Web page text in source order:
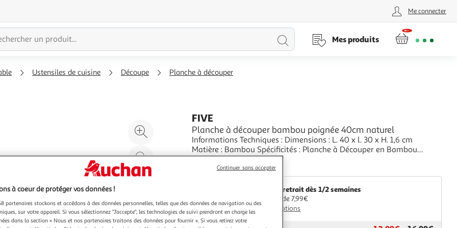
Me connecter
Lancer
Mes produits
Ustensiles de cuisine Découpe Planche à découper
Agrandir
l'illustration
à
200%
Réduire
l'illustration
à
%
Partager
produit
FIVE
Planche à découper bambou poignée 40cm naturel
Informations Techniques : Dimensions : L. 40 x l. 30 x H. 1,6 cm
Matière : Bambou Spécificités : Planche à Découper en Bambou
Design & Tendance Utile & Pratique Poids : 0,680 kg Couleur : Naturel
Vendu parParis Prix
Livr. ou retrait dès 1/2 semaines
A partir de 7,99€
Plus d'options
à coeur de protéger vos données !
partenaires stockons et accédons à des données personnelles, telles que des données de navigation ou des
sur votre appareil. Si vous sélectionnez "J'accepte", les technologies de suivi prendront en charge les
dans la section « Nous et nos partenaires traitons des données pour fournir ». Si vous retirez votre
Continuer sans accepter